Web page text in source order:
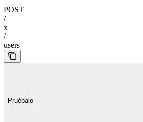
POST
/
x
/
users
Pruébalo